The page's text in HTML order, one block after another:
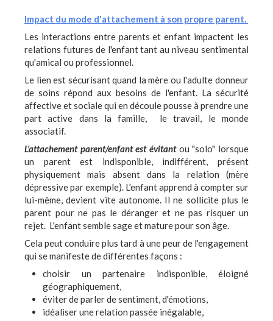
Impact du mode d'attachement à son propre parent.
Les interactions entre parents et enfant impactent les
relations futures de l'enfant tant au niveau sentimental
qu'amical ou professionnel.
Le lien est sécurisant quand la mère ou l'adulte donneur
de soins répond aux besoins de l'enfant. La sécurité
affective et sociale qui en découle pousse à prendre une
part active dans la famille, le travail, le monde
associatif.
L'attachement parent/enfant est évitant ou "solo" lorsque
un parent est indisponible, indifférent, présent
physiquement mais absent dans la relation (mère
dépressive par exemple). L'enfant apprend à compter sur
lui-même, devient vite autonome. Il ne sollicite plus le
parent pour ne pas le déranger et ne pas risquer un
rejet. L'enfant semble sage et mature pour son âge.
Cela peut conduire plus tard à une peur de l'engagement
qui se manifeste de différentes façons :
choisir un partenaire indisponible, éloigné
géographiquement,
éviter de parler de sentiment, d'émotions,
idéaliser une relation passée inégalable,